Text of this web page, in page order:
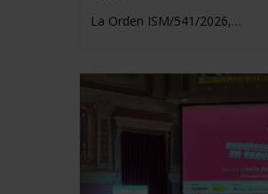
La Orden ISM/541/2026,…